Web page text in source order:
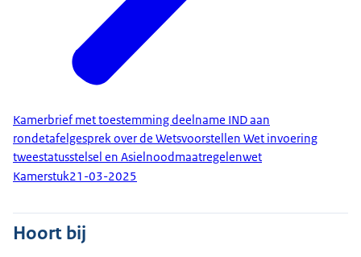
Kamerbrief met toestemming deelname IND aan
rondetafelgesprek over de Wetsvoorstellen Wet invoering
tweestatusstelsel en Asielnoodmaatregelenwet
Kamerstuk21-03-2025
Hoort bij